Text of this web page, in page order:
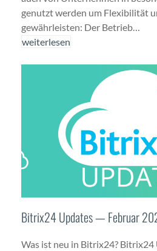
genutzt wer­den um Flex­i­bil­ität
gewährleis­ten: Der Betrieb…
weit­er­lesen
Bitrix24 Updates — Februar
Was ist neu in Bitrix24?